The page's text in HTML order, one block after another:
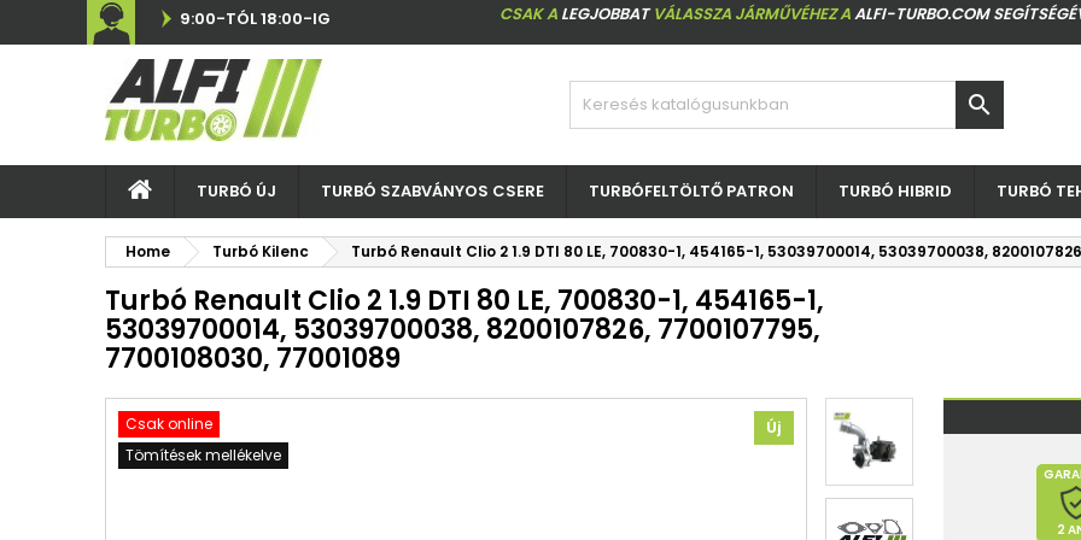
9:00-TÓL 18:00-IG CSAK A LEGJOBBATVÁLASSZA JÁRMŰVÉHEZ AALFI-TURBO.COM

TURBÓ ÚJ TURBÓ SZABVÁNYOS CSERE TURBÓFELTÖLTŐ PATRON TURBÓ HIBRID TURBÓ
Home Turbó Kilenc Turbó Renault Clio 2 1.9 DTI 80 LE, 700830-1, 454165-1, 53039700014, 53039700038,
Turbó Renault Clio 2 1.9 DTI 80 LE, 700830-1, 454165-1,
53039700014, 53039700038, 8200107826, 7700107795,
7700108030, 77001089
Csak online
Tömítések mellékelve
Új
2